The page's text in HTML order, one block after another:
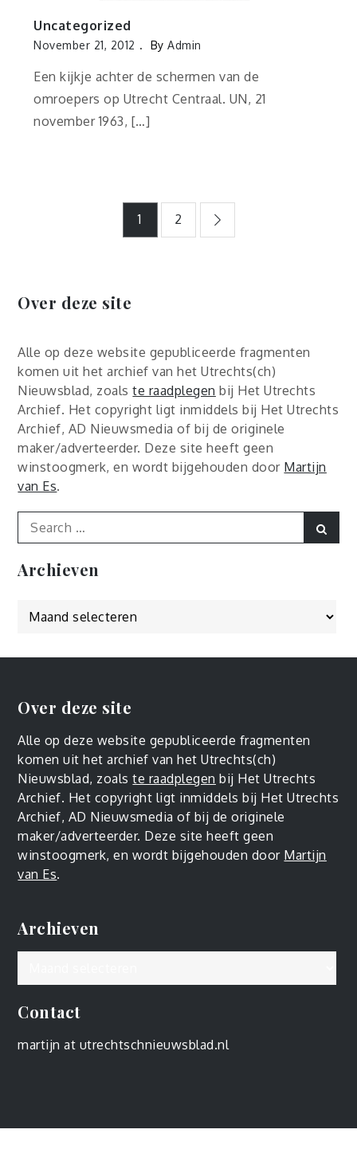
Uncategorized
November 21, 2012 ByAdmin
Een kijkje achter de schermen van de
omroepers op Utrecht Centraal. UN, 21
november 1963, […]
Berichtnavigatie
1 2
Over deze site
Alle op deze website gepubliceerde fragmenten
komen uit het archief van het Utrechts(ch)
Nieuwsblad, zoalste raadplegen bij Het Utrechts
Archief. Het copyright ligt inmiddels bij Het Utrechts
Archief, AD Nieuwsmedia of bij de originele
maker/adverteerder. Deze site heeft geen
winstoogmerk, en wordt bijgehouden door Martijn
van Es.
Search
for:
Archieven
Over deze site
Alle op deze website gepubliceerde fragmenten
komen uit het archief van het Utrechts(ch)
Nieuwsblad, zoalste raadplegen bij Het Utrechts
Archief. Het copyright ligt inmiddels bij Het Utrechts
Archief, AD Nieuwsmedia of bij de originele
maker/adverteerder. Deze site heeft geen
winstoogmerk, en wordt bijgehouden door Martijn
van Es.
Archieven
Contact
martijn at utrechtschnieuwsblad.nl